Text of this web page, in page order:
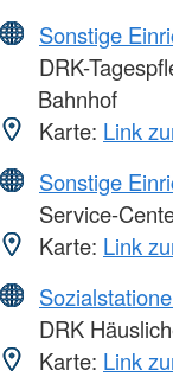
Sonstige
DRK-
Bahnhof
Karte: Link
Sonstige
Service-
Karte: Link
DRK
Karte: Link